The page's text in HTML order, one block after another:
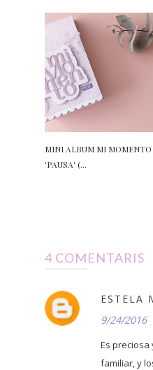
MINI ALBUM MI
'PAUSA' (...
4 COMENTARIS
ESTELA
9/24/2016
Es preciosa
familiar, y